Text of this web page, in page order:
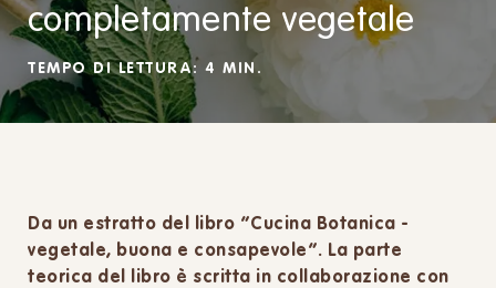
completamente vegetale
TEMPO DI LETTURA: 4 MIN.
Da un estratto del libro “Cucina Botanica -
vegetale, buona e consapevole”. La parte
teorica del libro è scritta in collaborazione con